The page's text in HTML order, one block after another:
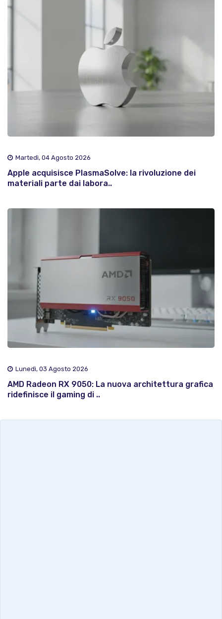
Martedì, 04 Agosto 2026
Apple acquisisce PlasmaSolve: la rivoluzione dei
materiali parte dai labora..
Lunedì, 03 Agosto 2026
AMD Radeon RX 9050: La nuova architettura grafica
ridefinisce il gaming di ..